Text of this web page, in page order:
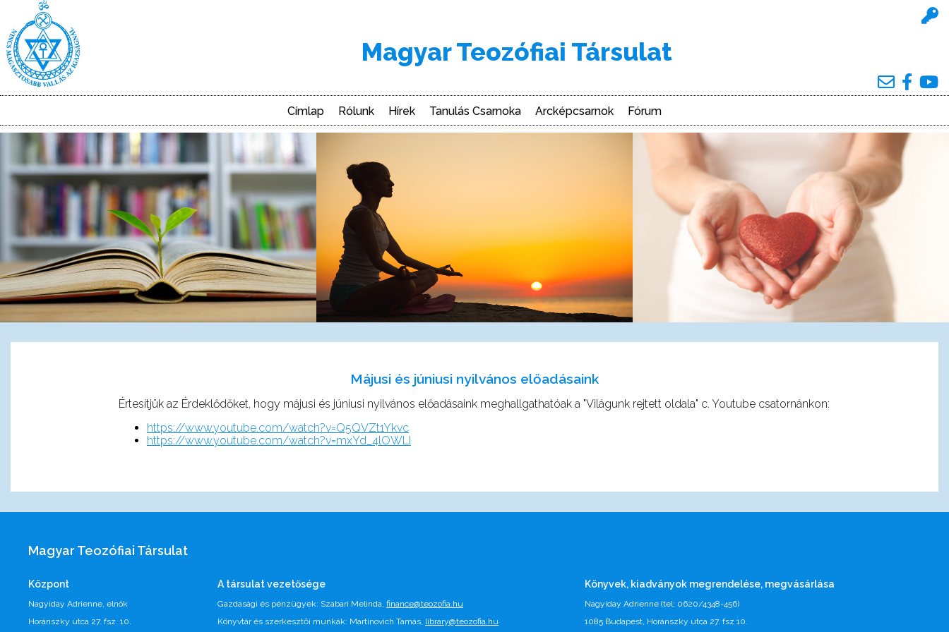
tartalomra
Magyar Teozófiai Társulat
Main
navigation
Címlap Rólunk Hírek Tanulás Csarnoka Arcképcsarnok Fórum
Májusi és júniusi nyilvános előadásaink
Értesítjük az Érdeklődőket, hogy májusi és júniusi nyilvános előadásaink meghallgathatóak a "Világunk rejtett oldala" c. Youtube csatornánkon:
https://www.youtube.com/watch?v=Q5QVZt1Ykvc
https://www.youtube.com/watch?v=mxYd_4lOWLI
Magyar Teozófiai Társulat
Központ
Nagyiday Adrienne, elnök
Horánszky utca 27. fsz. 10.
A társulat vezetősége
Gazdasági és pénzügyek: Szabari Melinda,finance@teozofia.hu
Könyvtár és szerkesztői munkák: Martinovich Tamás, library@teozofia.hu
Könyvek, kiadványok megrendelése, megvásárlása
Nagyiday Adrienne (tel: 0620/4348-456)
1085 Budapest, Horánszky utca 27. fsz 10.